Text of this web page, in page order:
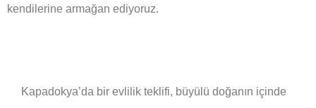
kendilerine armağan ediyoruz.
Kapadokya’da bir evlilik teklifi, büyülü doğanın içinde